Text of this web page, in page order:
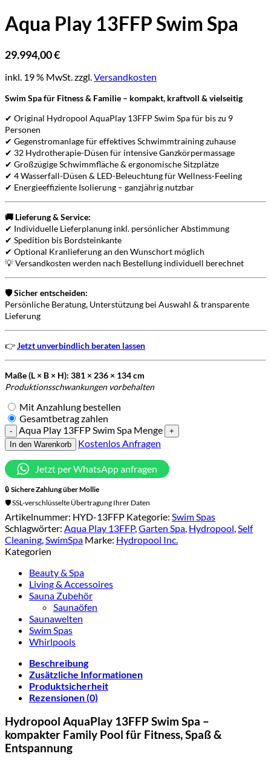
Aqua Play 13FFP Swim Spa
29.994,00€
inkl. 19 % MwSt.zzgl.Versandkosten
Swim Spa für Fitness & Familie – kompakt, kraftvoll & vielseitig
✔ Original Hydropool AquaPlay 13FFP Swim Spa für bis zu 9
Personen
✔ Gegenstromanlage für effektives Schwimmtraining zuhause
✔ 32 Hydrotherapie-Düsen für intensive Ganzkörpermassage
✔ Großzügige Schwimmfläche & ergonomische Sitzplätze
✔ 4 Wasserfall-Düsen & LED-Beleuchtung für Wellness-Feeling
✔ Energieeffiziente Isolierung – ganzjährig nutzbar
🚚 Lieferung & Service:
✔ Individuelle Lieferplanung inkl. persönlicher Abstimmung
✔ Spedition bis Bordsteinkante
✔ Optional Kranlieferung an den Wunschort möglich
💡 Versandkosten werden nach Bestellung individuell berechnet
🛡️ Sicher entscheiden:
Persönliche Beratung, Unterstützung bei Auswahl & transparente
Lieferung
👉Jetzt unverbindlich beraten lassen
Maße (L × B × H): 381 × 236 × 134 cm
Produktionsschwankungen vorbehalten
Mit Anzahlung bestellen
Gesamtbetrag zahlen
Aqua Play 13FFP Swim Spa Menge
In den Warenkorb Kostenlos Anfragen
Jetzt per WhatsApp anfragen
🔒 Sichere Zahlung überMollie
🛡️ SSL-verschlüsselte Übertragung Ihrer Daten
Artikelnummer: HYD-13FFP Kategorie: Swim Spas
Schlagwörter: Aqua Play 13FFP,Garten Spa, Hydropool,Self
Cleaning,SwimSpa Marke: Hydropool Inc.
Kategorien
Beauty & Spa
Living & Accessoires
Sauna Zubehör
Saunaöfen
Saunawelten
Swim Spas
Whirlpools
Beschreibung
Zusätzliche Informationen
Produktsicherheit
Rezensionen (0)
Hydropool AquaPlay 13FFP Swim Spa –
kompakter Family Pool für Fitness, Spaß &
Entspannung